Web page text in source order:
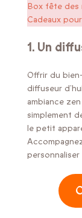
Box fête des
Cadeaux
1. Un
Offrir du
diffuseur
ambiance
simplement
le petit
personnaliser